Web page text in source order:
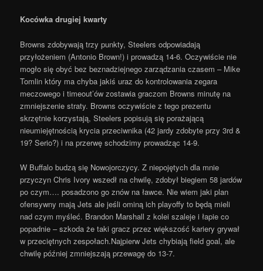
Kocówka drugiej kwarty
Browns zdobywają trzy punkty, Steelers odpowiadają
przyłożeniem (Antonio Brown!) i prowadzą 14-6. Oczywiście nie
mogło się obyć bez beznadziejnego zarządzania czasem – Mike
Tomlin który ma chyba jakiś uraz do kontrolowania zegara
meczowego i timeout’ów zostawia graczom Browns minutę na
zmniejszenie straty. Browns oczywiście z tego prezentu
skrzętnie korzystają, Steelers popisują się porażającą
nieumiejętnością krycia przeciwnika (42 jardy zdobyte przy 3rd &
19? Serio?) i na przerwę schodzimy prowadząc 14-9.
W Buffalo budzą się Nowojorczycy. Z niepojętych dla mnie
przyczyn Chris Ivory wszedł na chwilę, zdobył biegiem 58 jardów
po czym…. posadzono go znów na ławce. Nie wiem jaki plan
ofensywny mają Jets ale jeśli ominą ich playoffy to będą mieli
nad czym myśleć. Brandon Marshall z kolei szaleje i łapie co
popadnie – szkoda że taki gracz przez większość kariery grywał
w przeciętnych zespołach.Najpierw Jets chybiają field goal, ale
chwilę później zmniejszają przewagę do 13-7.